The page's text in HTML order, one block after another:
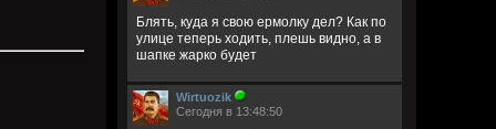
Блять, куда я свою ермолку дел? Как по
улице теперь ходить, плешь видно, а в
шапке жарко будет
Wirtuozik
Сегодня в 13:48:50